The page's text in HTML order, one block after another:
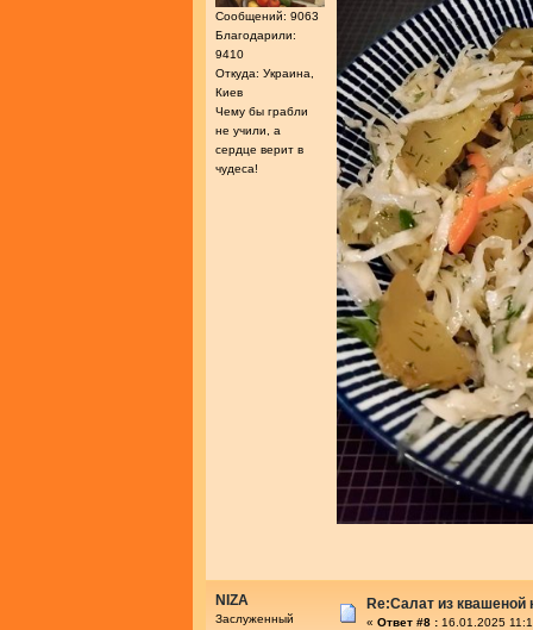
Сообщений: 9063
Благодарили:
9410
Откуда: Украина,
Киев
Чему бы грабли
не учили, а
сердце верит в
чудеса!
NIZA
Заслуженный
Re:Салат из
« Ответ #8 : 16.01.2025